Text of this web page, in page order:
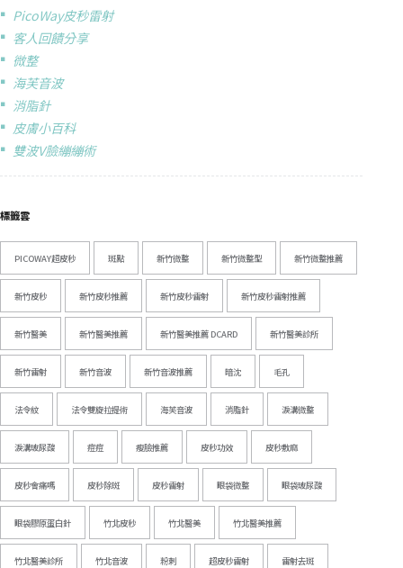
PicoWay皮秒雷射
客人回饋分享
微整
海芙音波
消脂針
皮膚小百科
雙波V臉繃繃術
標籤雲
PICOWAY超皮秒 斑點 新竹微整 新竹微整型 新竹微整推薦
新竹皮秒 新竹皮秒推薦 新竹皮秒雷射 新竹皮秒雷射推薦
新竹醫美 新竹醫美推薦 新竹醫美推薦 DCARD 新竹醫美診所
新竹雷射 新竹音波 新竹音波推薦 暗沈 毛孔
法令紋 法令雙旋拉提術 海芙音波 消脂針 淚溝微整
淚溝玻尿酸 痘痘 瘦臉推薦 皮秒功效 皮秒敷麻
皮秒會痛嗎 皮秒除斑 皮秒雷射 眼袋微整 眼袋玻尿酸
眼袋膠原蛋白針 竹北皮秒 竹北醫美 竹北醫美推薦
竹北醫美診所 竹北音波 粉刺 超皮秒雷射 雷射去斑